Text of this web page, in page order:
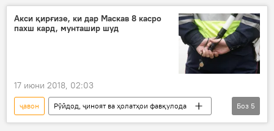
Акси қирғизе, ки дар Маскав 8 касро
пахш кард, мунташир шуд
17 июни 2018, 02:03
ҷавон
Рӯйдод, ҷиноят ва ҳолатҳои фавқулода
Ҳамаи хабарҳо
Қирғизистон
Боз 5